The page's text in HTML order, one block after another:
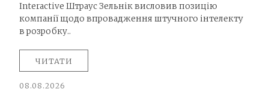
Interactive Штраус Зельнік висловив позицію
компанії щодо впровадження штучного інтелекту
в розробку..
ЧИТАТИ
08.08.2026